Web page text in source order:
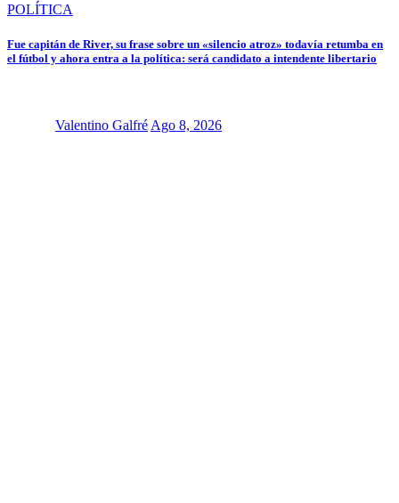
POLÍTICA
Fue capitán de River, su frase sobre un «silencio atroz» todavía retumba en
el fútbol y ahora entra a la política: será candidato a intendente libertario
Valentino Galfré Ago 8, 2026